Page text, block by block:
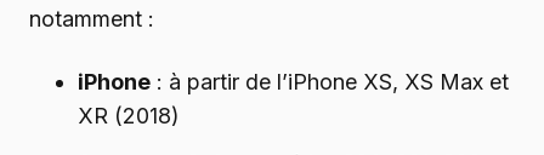
notamment :
iPhone : à partir de l’iPhone XS, XS Max et
XR (2018)